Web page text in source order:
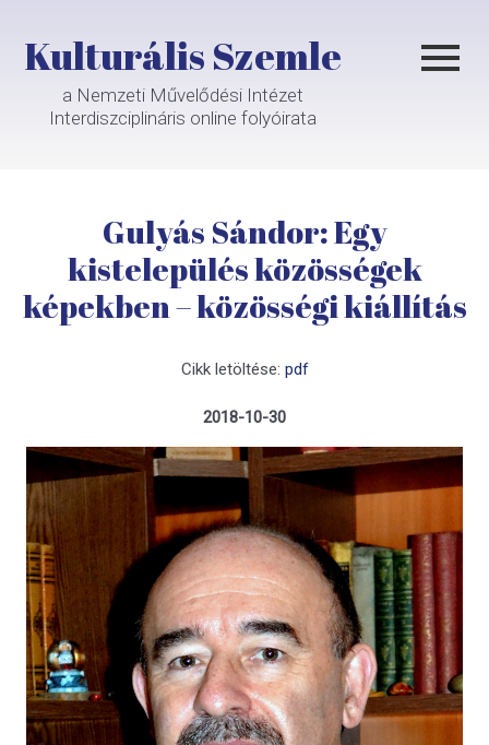
Kulturális Szemle
a Nemzeti Művelődési Intézet
Interdiszciplináris online folyóirata
Gulyás Sándor: Egy
kistelepülés közösségek
képekben – közösségi kiállítás
Cikk letöltése: pdf
2018-10-30